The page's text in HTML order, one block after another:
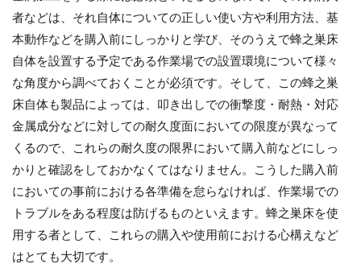
者などは、それ自体についての正しい使い方や利用方法、基
本動作などを購入前にしっかりと学び、そのうえで蜂之巣床
自体を設置する予定である作業場での設置環境について様々
な角度から調べておくことが必須です。そして、この蜂之巣
床自体も製品によっては、叩き出しでの衝撃度・耐熱・対応
金属成分などに対しての耐久度面においての限度が異なって
くるので、これらの耐久度の限界において購入前などにしっ
かりと確認をしておかなくてはなりません。こうした購入前
においての事前における各準備を怠らなければ、作業場での
トラブルをある程度は防げるものといえます。蜂之巣床を使
用する者として、これらの購入や使用前における心構えなど
はとても大切です。